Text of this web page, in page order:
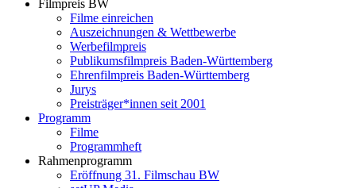
Filmpreis BW
Filme einreichen
Auszeichnungen & Wettbewerbe
Werbefilmpreis
Publikumsfilmpreis Baden-Württemberg
Ehrenfilmpreis Baden-Württemberg
Jurys
Preisträger*innen seit 2001
Programm
Filme
Programmheft
Rahmenprogramm
Eröffnung 31. Filmschau BW